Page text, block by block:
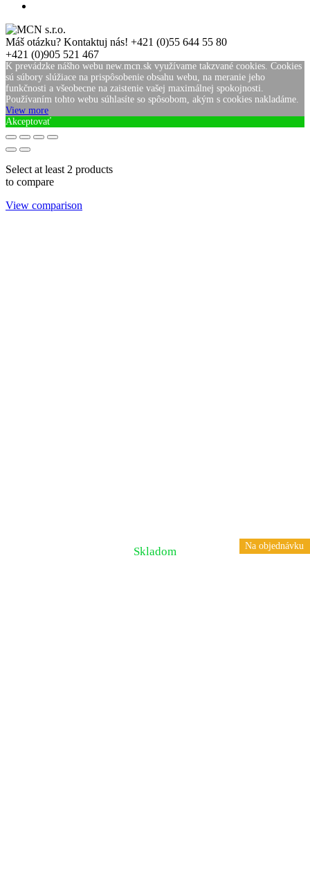
Na objednávku
Skladom
Máš otázku? Kontaktuj nás! +421 (0)55 644 55 80
+421 (0)905 521 467
K prevádzke nášho webu new.mcn.sk využívame takzvané cookies. Cookies
sú súbory slúžiace na prispôsobenie obsahu webu, na meranie jeho
funkčnosti a všeobecne na zaistenie vašej maximálnej spokojnosti.
Používaním tohto webu súhlasíte so spôsobom, akým s cookies nakladáme.
View more
Akceptovať
Select at least 2 products
to compare
View comparison